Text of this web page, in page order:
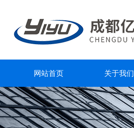
网站首页 关于我们